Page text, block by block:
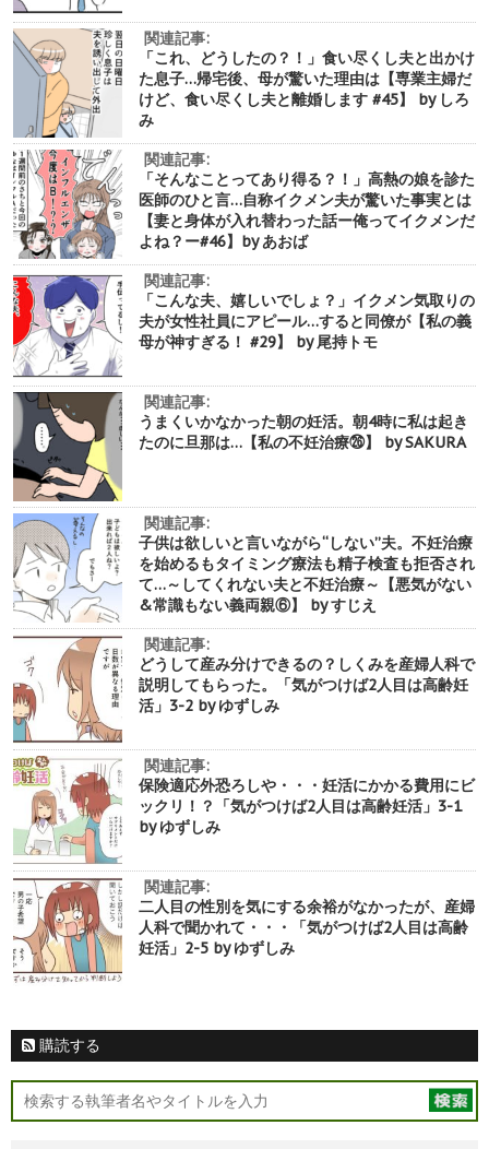
関連記事:
「これ、どうしたの？！」食い尽くし夫と出かけ
た息子…帰宅後、母が驚いた理由は【専業主婦だ
けど、食い尽くし夫と離婚します #45】 by しろ
み
関連記事:
「そんなことってあり得る？！」高熱の娘を診た
医師のひと言…自称イクメン夫が驚いた事実とは
【妻と身体が入れ替わった話ー俺ってイクメンだ
よね？ー#46】by あおば
関連記事:
「こんな夫、嬉しいでしょ？」イクメン気取りの
夫が女性社員にアピール…すると同僚が【私の義
母が神すぎる！ #29】 by 尾持トモ
関連記事:
うまくいかなかった朝の妊活。朝4時に私は起き
たのに旦那は…【私の不妊治療㉖】 by SAKURA
関連記事:
子供は欲しいと言いながら“しない”夫。不妊治療
を始めるもタイミング療法も精子検査も拒否され
て…～してくれない夫と不妊治療～【悪気がない
&常識もない義両親⑥】 by すじえ
関連記事:
どうして産み分けできるの？しくみを産婦人科で
説明してもらった。「気がつけば2人目は高齢妊
活」3-2 by ゆずしみ
関連記事:
保険適応外恐ろしや・・・妊活にかかる費用にビ
ックリ！？「気がつけば2人目は高齢妊活」3-1
by ゆずしみ
関連記事:
二人目の性別を気にする余裕がなかったが、産婦
人科で聞かれて・・・「気がつけば2人目は高齢
妊活」2-5 by ゆずしみ
購読する